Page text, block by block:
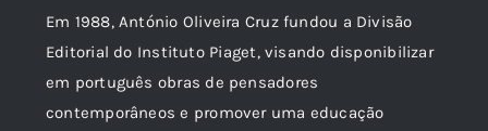
Em 1988, António Oliveira Cruz fundou a Divisão
Editorial do Instituto Piaget, visando disponibilizar
em português obras de pensadores
contemporâneos e promover uma educação